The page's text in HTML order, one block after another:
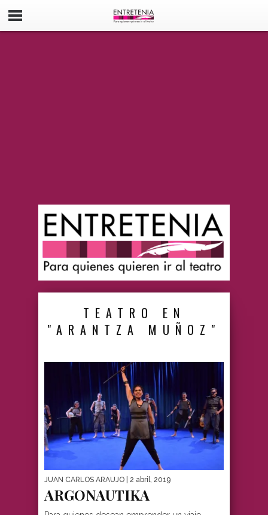
TEATRO EN
"ARANTZA MUÑOZ"
JUAN CARLOS ARAUJO | 2 abril, 2019
ARGONAUTIKA